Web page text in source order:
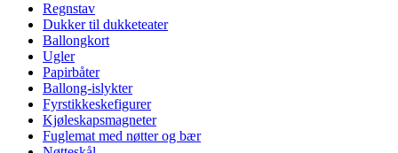
Regnstav
Dukker til dukketeater
Ballongkort
Ugler
Papirbåter
Ballong-islykter
Fyrstikkeskefigurer
Kjøleskapsmagneter
Fuglemat med nøtter og bær